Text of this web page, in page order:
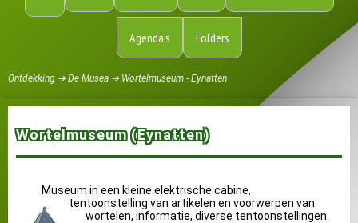
Agenda's Folders
Ontdekking ➔ De Musea ➔ Wortelmuseum - Eynatten
Wortelmuseum (Eynatten)
Museum in een kleine elektrische cabine,
tentoonstelling van artikelen en voorwerpen van
wortelen, informatie, diverse tentoonstellingen.